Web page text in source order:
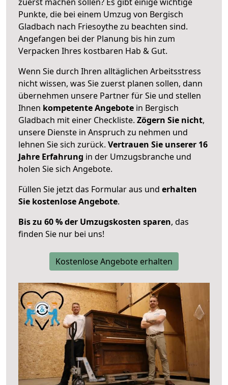
Punkte, die bei einem Umzug von Bergisch
Gladbach nach Friesoythe zu beachten sind.
Angefangen bei der Planung bis hin zum
Verpacken Ihres kostbaren Hab & Gut.
Wenn Sie durch Ihren alltäglichen Arbeitsstress
nicht wissen, was Sie zuerst planen sollen, dann
übernehmen unsere Partner für Sie und stellen
Ihnen kompetente Angebote in Bergisch
Gladbach mit einer Checkliste. Zögern Sie nicht,
unsere Dienste in Anspruch zu nehmen und
lehnen Sie sich zurück. Vertrauen Sie unserer 16
Jahre Erfahrung in der Umzugsbranche und
holen Sie sich Angebote.
Füllen Sie jetzt das Formular aus und erhalten
Sie kostenlose Angebote.
Bis zu 60 % der Umzugskosten sparen, das
finden Sie nur bei uns!
Kostenlose Angebote erhalten